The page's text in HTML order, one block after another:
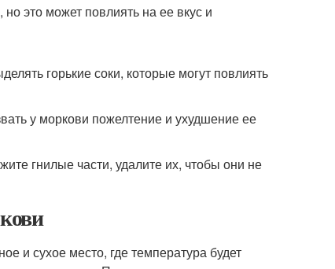
это может повлиять на ее вкус и
горькие соки, которые могут повлиять
у моркови пожелтение и ухудшение ее
гнилые части, удалите их, чтобы они не
и сухое место, где температура будет